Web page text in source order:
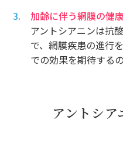
加齢に伴う網膜の健
アントシアニンは抗
で、網膜疾患の進行
での効果を期待する
アントシ